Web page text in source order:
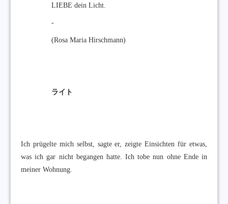
LIEBE dein Licht.
-
(Rosa Maria Hirschmann)
ライト
Ich prügelte mich selbst, sagte er, zeigte Einsichten für etwas,
was ich gar nicht begangen hatte. Ich tobe nun ohne Ende in
meiner Wohnung.